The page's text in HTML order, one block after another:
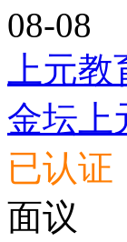
08-08
上元
金坛上
已认证
面议